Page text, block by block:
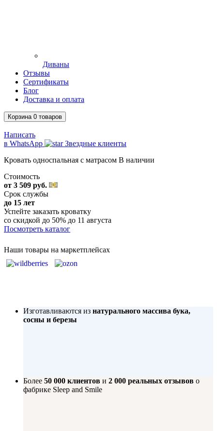
Диваны
Отзывы
Сертификаты
Блог
Доставка и оплата
Корзина 0 товаров
Написать
в WhatsApp
Звездные клиенты
Кровать односпальная с матрасом В наличии
Стоимость
от 3 509 руб.
Срок службы
до 15 лет
Успейте заказать кроватку
со скидкой до 50% до 11 августа
Посмотреть каталог
Наши товары на маркетплейсах
Изготавливаются из натурального массива бука,
сосны и березы
Более 50 000 клиентов и 2 000 реальных отзывов о
фабрике Sleep and Smile